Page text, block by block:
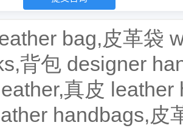
bag,皮革袋
背包 designer
真皮 leather
handbags,皮